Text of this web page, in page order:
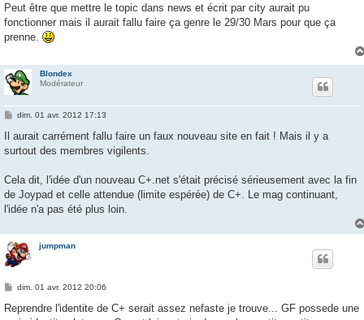
s
a
g
Peut être que mettre le topic dans news et écrit par city aurait pu
fonctionner mais il aurait fallu faire ça genre le 29/30 Mars pour que ça
prenne.
Blondex
Modérateur
M
s
a
dim. 01 avr. 2012 17:13
Il aurait carrément fallu faire un faux nouveau site en fait ! Mais il y a
surtout des membres vigilents.
Cela dit, l'idée d'un nouveau C+.net s'était précisé sérieusement avec la fin
de Joypad et celle attendue (limite espérée) de C+. Le mag continuant,
l'idée n'a pas été plus loin.
jumpman
M
s
s
dim. 01 avr. 2012 20:06
Reprendre l'identite de C+ serait assez nefaste je trouve... GF possede une